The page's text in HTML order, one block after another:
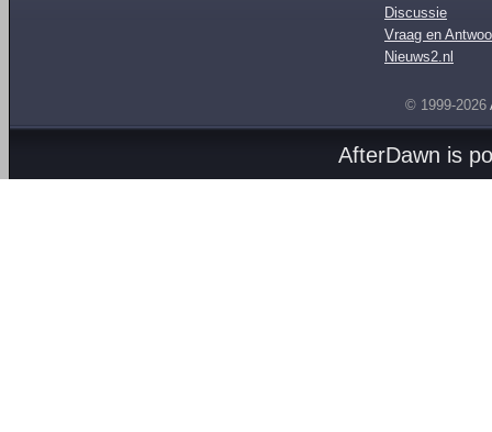
Discussie
Vraag en
Nieuws2.nl
© 1999-2026
AfterDawn is